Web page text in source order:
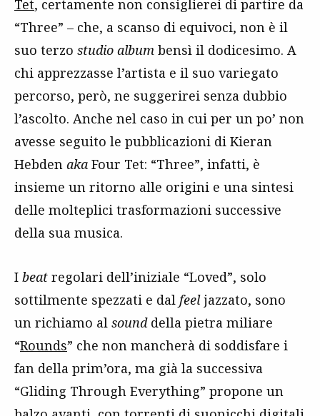
Tet, certamente non consiglierei di partire da
“Three” – che, a scanso di equivoci, non è il
suo terzo studio album bensì il dodicesimo. A
chi apprezzasse l’artista e il suo variegato
percorso, però, ne suggerirei senza dubbio
l’ascolto. Anche nel caso in cui per un po’ non
avesse seguito le pubblicazioni di Kieran
Hebden aka Four Tet: “Three”, infatti, è
insieme un ritorno alle origini e una sintesi
delle molteplici trasformazioni successive
della sua musica.
I beat regolari dell’iniziale “Loved”, solo
sottilmente spezzati e dal feeljazzato, sono
un richiamo al sounddella pietra miliare
“Rounds” che non mancherà di soddisfare i
fan della prim’ora, ma già la successiva
“Gliding Through Everything” propone un